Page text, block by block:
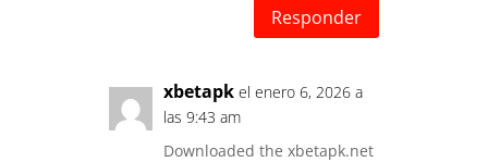
Responder
xbetapk el enero 6, 2026 a
las 9:43 am
Downloaded the xbetapk.net